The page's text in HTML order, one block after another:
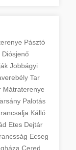
Pásztó
Diósjenő
Jobbágyi
Tar
Mátraterenye
Palotás
Kálló
Etes Dejtár
Ecseg
Cered